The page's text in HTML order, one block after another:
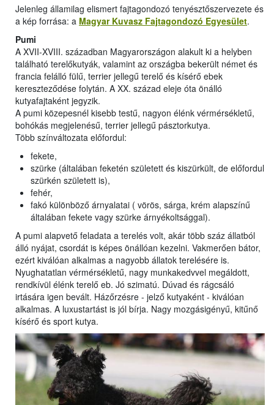
Jelenleg államilag elismert fajtagondozó tenyésztőszervezete és
a kép forrása: a Magyar Kuvasz Fajtagondozó Egyesület.
Pumi
A XVII-XVIII. században Magyarországon alakult ki a helyben
található terelőkutyák, valamint az országba bekerült német és
francia felálló fülű, terrier jellegű terelő és kísérő ebek
kereszteződése folytán. A XX. század eleje óta önálló
kutyafajtaként jegyzik.
A pumi közepesnél kisebb testű, nagyon élénk vérmérsékletű,
bohókás megjelenésű, terrier jellegű pásztorkutya.
Több színváltozata előfordul:
fekete,
szürke (általában feketén született és kiszürkült, de előfordul
szürkén született is),
fehér,
fakó különböző árnyalatai ( vörös, sárga, krém alapszínű
általában fekete vagy szürke árnyékoltsággal).
A pumi alapvető feladata a terelés volt, akár több száz állatból
álló nyájat, csordát is képes önállóan kezelni. Vakmerően bátor,
ezért kiválóan alkalmas a nagyobb állatok terelésére is.
Nyughatatlan vérmérsékletű, nagy munkakedvvel megáldott,
rendkívül élénk terelő eb. Jó szimatú. Dúvad és rágcsáló
irtására igen bevált. Házőrzésre - jelző kutyaként - kiválóan
alkalmas. A luxustartást is jól bírja. Nagy mozgásigényű, kitűnő
kísérő és sport kutya.